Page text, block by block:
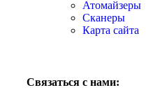
Атомайзеры
Сканеры
Карта сайта
Связаться с нами: